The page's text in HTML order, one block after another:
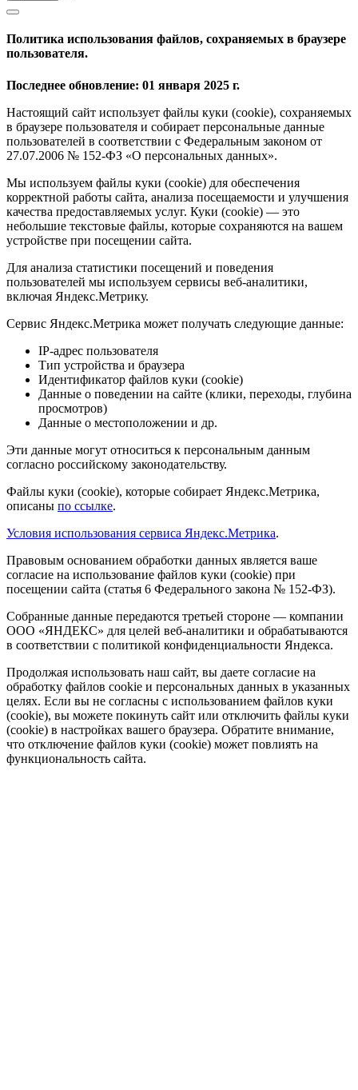
Политика использования файлов, сохраняемых в браузере
пользователя.
Последнее обновление: 01 января 2025 г.
Настоящий сайт использует файлы куки (cookie), сохраняемых
в браузере пользователя и собирает персональные данные
пользователей в соответствии с Федеральным законом от
27.07.2006 № 152-ФЗ «О персональных данных».
Мы используем файлы куки (cookie) для обеспечения
корректной работы сайта, анализа посещаемости и улучшения
качества предоставляемых услуг. Куки (cookie) — это
небольшие текстовые файлы, которые сохраняются на вашем
устройстве при посещении сайта.
Для анализа статистики посещений и поведения
пользователей мы используем сервисы веб-аналитики,
включая Яндекс.Метрику.
Сервис Яндекс.Метрика может получать следующие данные:
IP-адрес пользователя
Тип устройства и браузера
Идентификатор файлов куки (cookie)
Данные о поведении на сайте (клики, переходы, глубина
просмотров)
Данные о местоположении и др.
Эти данные могут относиться к персональным данным
согласно российскому законодательству.
Файлы куки (cookie), которые собирает Яндекс.Метрика,
описаны по ссылке.
Условия использования сервиса Яндекс.Метрика.
Правовым основанием обработки данных является ваше
согласие на использование файлов куки (cookie) при
посещении сайта (статья 6 Федерального закона № 152-ФЗ).
Собранные данные передаются третьей стороне — компании
ООО «ЯНДЕКС» для целей веб-аналитики и обрабатываются
в соответствии с политикой конфиденциальности Яндекса.
Продолжая использовать наш сайт, вы даете согласие на
обработку файлов cookie и персональных данных в указанных
целях. Если вы не согласны с использованием файлов куки
(cookie), вы можете покинуть сайт или отключить файлы куки
(cookie) в настройках вашего браузера. Обратите внимание,
что отключение файлов куки (cookie) может повлиять на
функциональность сайта.